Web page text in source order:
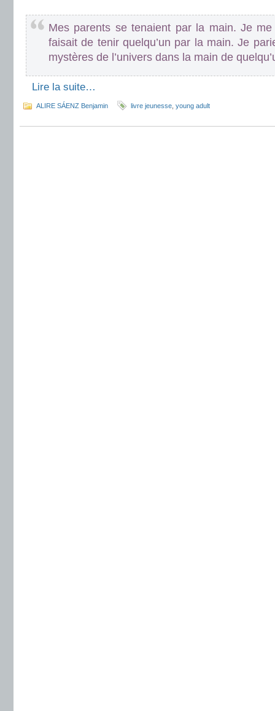
Mes parents se tenaient par la main. Je
faisait de tenir quelqu’un par la main. Je
mystères de l’univers dans la main de
Lire la suite…
ALIRE SÁENZ Benjamin livre jeunesse young adult